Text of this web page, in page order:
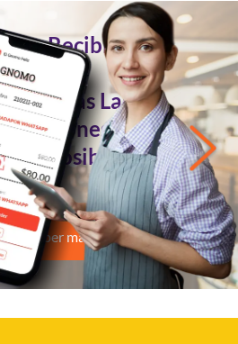
Recibir Tus
de las Largas
es Posible
saber más